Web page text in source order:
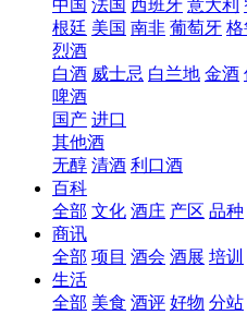
中国 法国 西班牙 意大利
根廷 美国 南非 葡萄牙 格
烈酒
白酒 威士忌 白兰地 金酒
啤酒
国产 进口
其他酒
无醇 清酒 利口酒
百科
全部 文化 酒庄 产区 品种
商讯
全部 项目 酒会 酒展 培训
生活
全部 美食 酒评 好物 分站